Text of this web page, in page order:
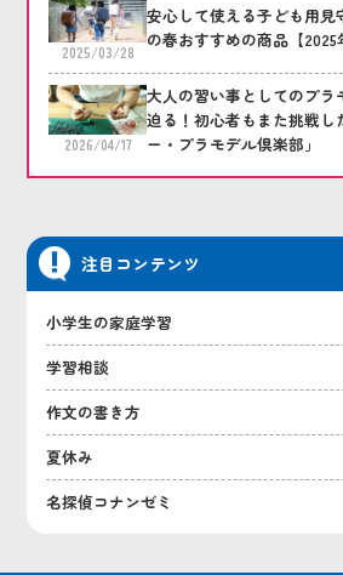
2025/03/28
安心して使える子ども用見
の春おすすめの商品【2025
2026/04/17
大人の習い事としてのプ
迫る！初心者もまた挑戦
ー・プラモデル倶楽部」
注目コンテンツ
小学生の家庭学習
学習相談
作文の書き方
夏休み
名探偵コナンゼミ